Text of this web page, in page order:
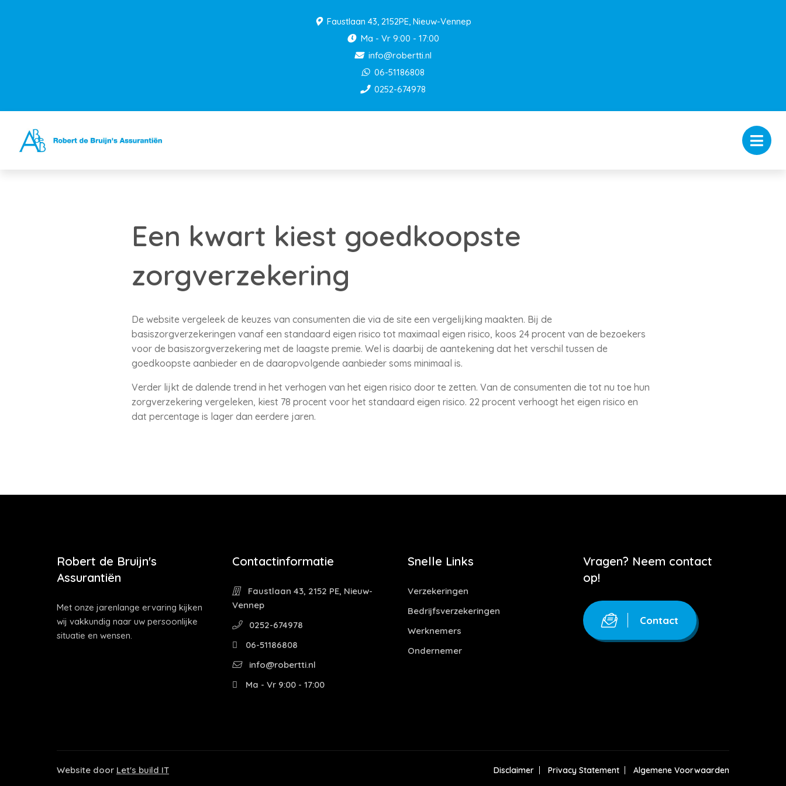
Faustlaan 43, 2152PE, Nieuw-Vennep
Ma - Vr 9:00 - 17:00
info@robertti.nl
06-51186808
0252-674978
Een kwart kiest goedkoopste
zorgverzekering
De website vergeleek de keuzes van consumenten die via de site een vergelijking maakten. Bij de
basiszorgverzekeringen vanaf een standaard eigen risico tot maximaal eigen risico, koos 24 procent van de bezoekers
voor de basiszorgverzekering met de laagste premie. Wel is daarbij de aantekening dat het verschil tussen de
goedkoopste aanbieder en de daaropvolgende aanbieder soms minimaal is.
Verder lijkt de dalende trend in het verhogen van het eigen risico door te zetten. Van de consumenten die tot nu toe hun
zorgverzekering vergeleken, kiest 78 procent voor het standaard eigen risico. 22 procent verhoogt het eigen risico en
dat percentage is lager dan eerdere jaren.
Robert de Bruijn's
Assurantiën
Met onze jarenlange ervaring kijken
wij vakkundig naar uw persoonlijke
situatie en wensen.
Contactinformatie
Faustlaan 43, 2152 PE, Nieuw-
Vennep
0252-674978
06-51186808
info@robertti.nl
Ma - Vr 9:00 - 17:00
Snelle Links
Verzekeringen
Bedrijfsverzekeringen
Werknemers
Ondernemer
Vragen? Neem contact
op!
Contact
Website door Let's build IT Disclaimer Privacy Statement Algemene Voorwaarden